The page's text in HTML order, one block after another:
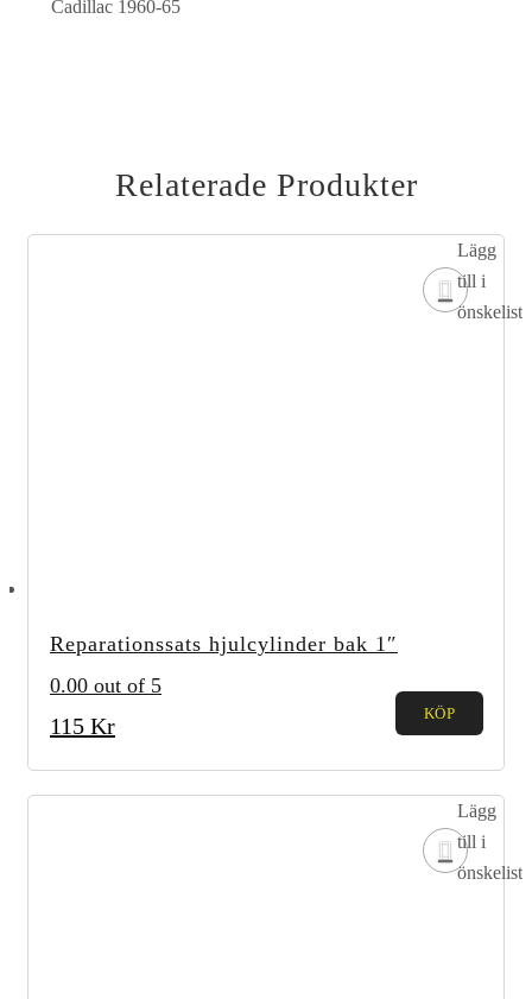
Cadillac 1960-65
Relaterade Produkter
Reparationssats hjulcylinder bak 1″
0.00 out of 5
115 Kr
Lägg
till i
önskelista
KÖP
Lägg
till i
önskelista